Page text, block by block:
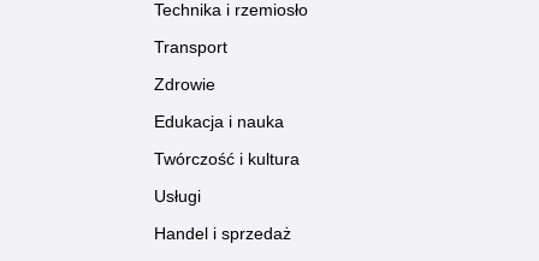
Technika i rzemiosło
Transport
Zdrowie
Edukacja i nauka
Twórczość i kultura
Usługi
Handel i sprzedaż